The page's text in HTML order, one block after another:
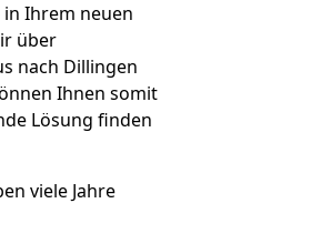
Ihrem neuen
über
nach Dillingen
Ihnen somit
Lösung finden
viele Jahre